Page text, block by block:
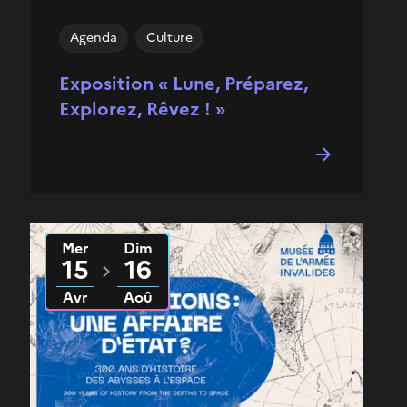
Exposition « Lune, Préparez,
Explorez, Rêvez ! »
Agenda Culture
Du
Mer
15
Avr
2026 au
Dim
16
Aoû
2026